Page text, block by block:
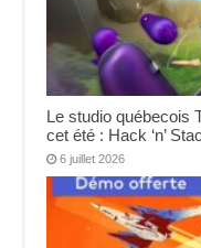
Le studio québecois
cet été : Hack ‘n’
6 juillet 2026